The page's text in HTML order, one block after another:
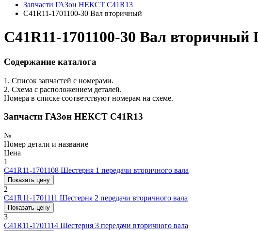
Запчасти ГАЗон НЕКСТ C41R13
C41R11-1701100-30 Вал вторичный
C41R11-1701100-30 Вал
Содержание каталога
1. Список запчастей с номерами.
2. Схема с расположением деталей.
Номера в списке соответствуют номерам на схеме.
Запчасти ГАЗон НЕКСТ C41R13
№
Номер детали и название
Цена
1
С41R11-1701108 Шестерня 1 передачи вторичного вала
Показать цену
2
С41R11-1701111 Шестерня 2 передачи вторичного вала
Показать цену
3
С41R11-1701114 Шестерня 3 передачи вторичного вала